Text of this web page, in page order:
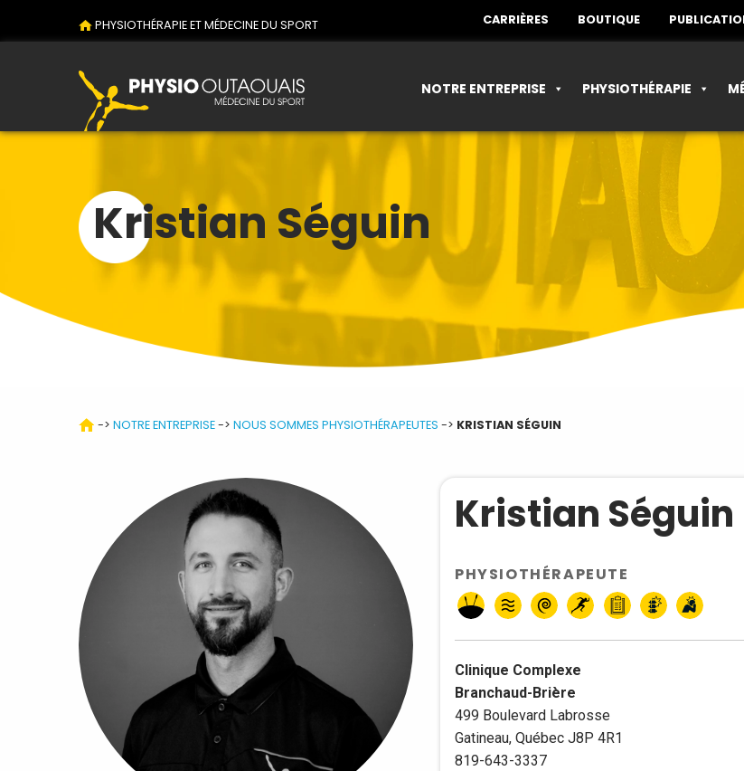
PHYSIOTHÉRAPIE ET MÉDECINE DU SPORT CARRIÈRES BOUTIQUE
NOTRE ENTREPRISE PHYSIOTHÉRAPIE
Kristian Séguin
-> NOTRE ENTREPRISE-> NOUS SOMMES PHYSIOTHÉRAPEUTES -> KRISTIAN SÉGUIN
Kristian Séguin
PHYSIOTHÉRAPEUTE
Clinique Complexe
Branchaud-Brière
499 Boulevard Labrosse
Gatineau, Québec J8P 4R1
819-643-3337